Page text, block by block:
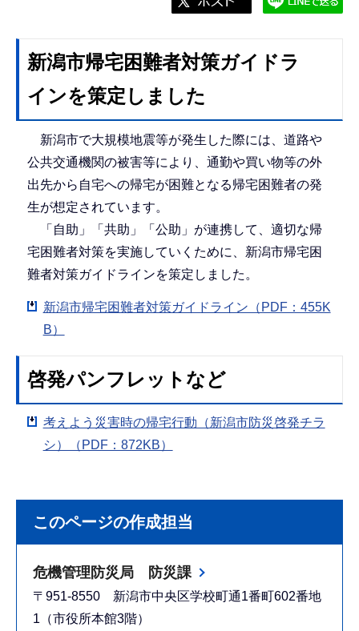
新潟市帰宅困難者対策ガイドラ
インを策定しました
新潟市で大規模地震等が発生した際には、道路や
公共交通機関の被害等により、通勤や買い物等の外
出先から自宅への帰宅が困難となる帰宅困難者の発
生が想定されています。
「自助」「共助」「公助」が連携して、適切な帰
宅困難者対策を実施していくために、新潟市帰宅困
難者対策ガイドラインを策定しました。
新潟市帰宅困難者対策ガイドライン（PDF：455K
B）
啓発パンフレットなど
考えよう災害時の帰宅行動（新潟市防災啓発チラ
シ）（PDF：872KB）
このページの作成担当
危機管理防災局 防災課
〒951-8550 新潟市中央区学校町通1番町602番地
1（市役所本館3階）